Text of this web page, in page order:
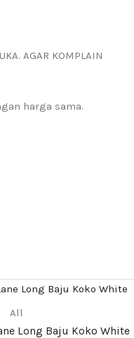
AGAR KOMPLAIN
harga sama.
All
Long Baju Koko White